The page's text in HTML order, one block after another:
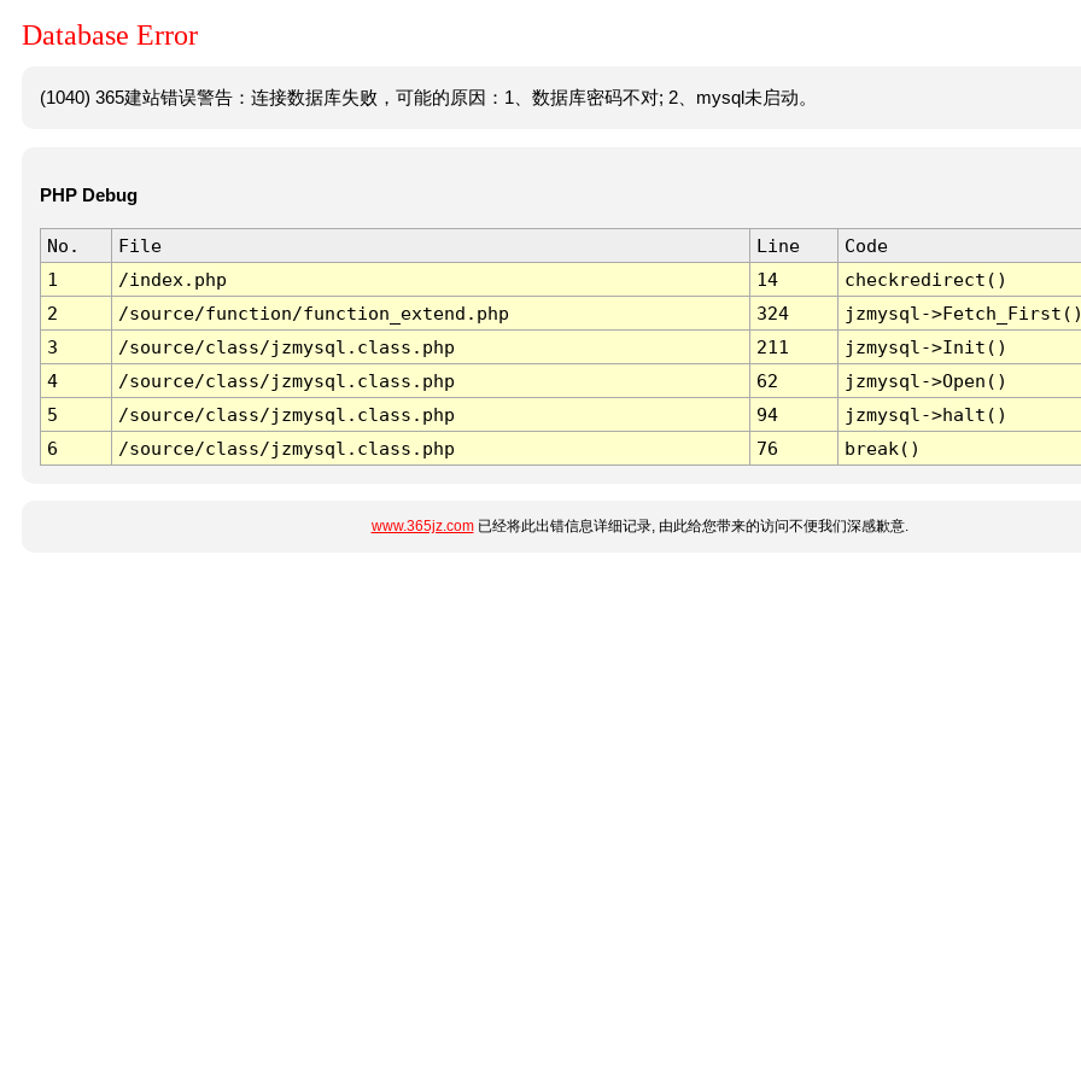
Database Error
(1040) 365建站错误警告：连接数据库失败，可能的原因：1、数据库密码不对; 2、mysql未启动。
PHP Debug
No. File Line
Code
1
/index.php 14
checkredirect()
2
/source/function/function_extend.php 324
jzmysql-
3
/source/class/jzmysql.class.php 211
jzmysql->Init()
4
/source/class/jzmysql.class.php 62
jzmysql->Open()
5
/source/class/jzmysql.class.php 94
jzmysql->halt()
6
/source/class/jzmysql.class.php 76 break()
www.365jz.com已经将此出错信息详细记录, 由此给您带来的访问不便我们深感歉意.